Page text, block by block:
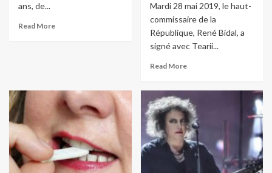
ans, de...
Read More
Mardi 28 mai 2019, le haut-
commissaire de la
République, René Bidal, a
signé avec Tearii...
Read More